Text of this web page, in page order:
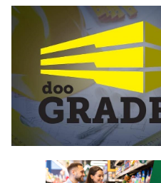
(FOTO)